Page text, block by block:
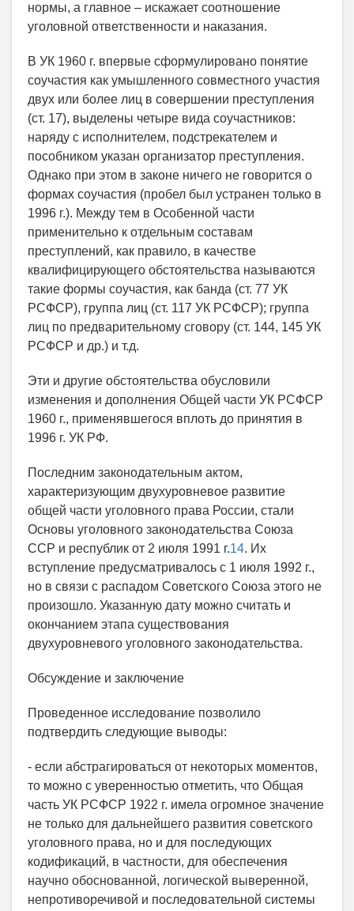
нормы, а главное – искажает соотношение
уголовной ответственности и наказания.
В УК 1960 г. впервые сформулировано понятие
соучастия как умышленного совместного участия
двух или более лиц в совершении преступления
(ст. 17), выделены четыре вида соучастников:
наряду с исполнителем, подстрекателем и
пособником указан организатор преступления.
Однако при этом в законе ничего не говорится о
формах соучастия (пробел был устранен только в
1996 г.). Между тем в Особенной части
применительно к отдельным составам
преступлений, как правило, в качестве
квалифицирующего обстоятельства называются
такие формы соучастия, как банда (ст. 77 УК
РСФСР), группа лиц (ст. 117 УК РСФСР); группа
лиц по предварительному сговору (ст. 144, 145 УК
РСФСР и др.) и т.д.
Эти и другие обстоятельства обусловили
изменения и дополнения Общей части УК РСФСР
1960 г., применявшегося вплоть до принятия в
1996 г. УК РФ.
Последним законодательным актом,
характеризующим двухуровневое развитие
общей части уголовного права России, стали
Основы уголовного законодательства Союза
ССР и республик от 2 июля 1991 г.14. Их
вступление предусматривалось с 1 июля 1992 г.,
но в связи с распадом Советского Союза этого не
произошло. Указанную дату можно считать и
окончанием этапа существования
двухуровневого уголовного законодательства.
Обсуждение и заключение
Проведенное исследование позволило
подтвердить следующие выводы:
- если абстрагироваться от некоторых моментов,
то можно с уверенностью отметить, что Общая
часть УК РСФСР 1922 г. имела огромное значение
не только для дальнейшего развития советского
уголовного права, но и для последующих
кодификаций, в частности, для обеспечения
научно обоснованной, логической выверенной,
непротиворечивой и последовательной системы